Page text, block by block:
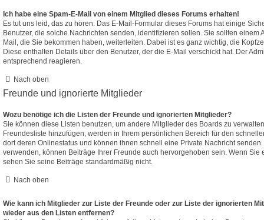
Ich habe eine Spam-E-Mail von einem Mitglied dieses Forums erhalten!
Es tut uns leid, das zu hören. Das E-Mail-Formular dieses Forums hat einige
Benutzer, die solche Nachrichten senden, identifizieren sollen. Sie sollten einem
Mail, die Sie bekommen haben, weiterleiten. Dabei ist es ganz wichtig, die
Diese enthalten Details über den Benutzer, der die E-Mail verschickt hat. Der
entsprechend reagieren.
Nach oben
Freunde und ignorierte Mitglieder
Wozu benötige ich die Listen der Freunde und ignorierten Mitglieder?
Sie können diese Listen benutzen, um andere Mitglieder des Boards zu
Freundesliste hinzufügen, werden in Ihrem persönlichen Bereich für den
dort deren Onlinestatus und können ihnen schnell eine Private Nachricht
verwenden, können Beiträge Ihrer Freunde auch hervorgehoben sein. Wenn Sie
sehen Sie seine Beiträge standardmäßig nicht.
Nach oben
Wie kann ich Mitglieder zur Liste der Freunde oder zur Liste der ignorierten
wieder aus den Listen entfernen?